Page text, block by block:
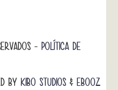
- POLÍTICA DE
BY KIBO STUDIOS & EBOOZ